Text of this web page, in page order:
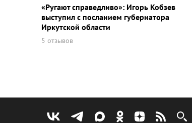
«Ругают справедливо»: Игорь Кобзев
выступил с посланием губернатора
Иркутской области
5 отзывов